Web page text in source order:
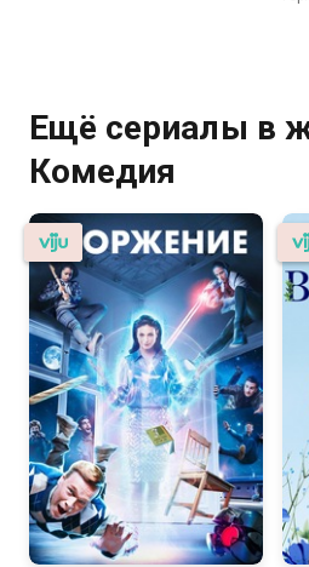
Ещё сериалы в
Комедия